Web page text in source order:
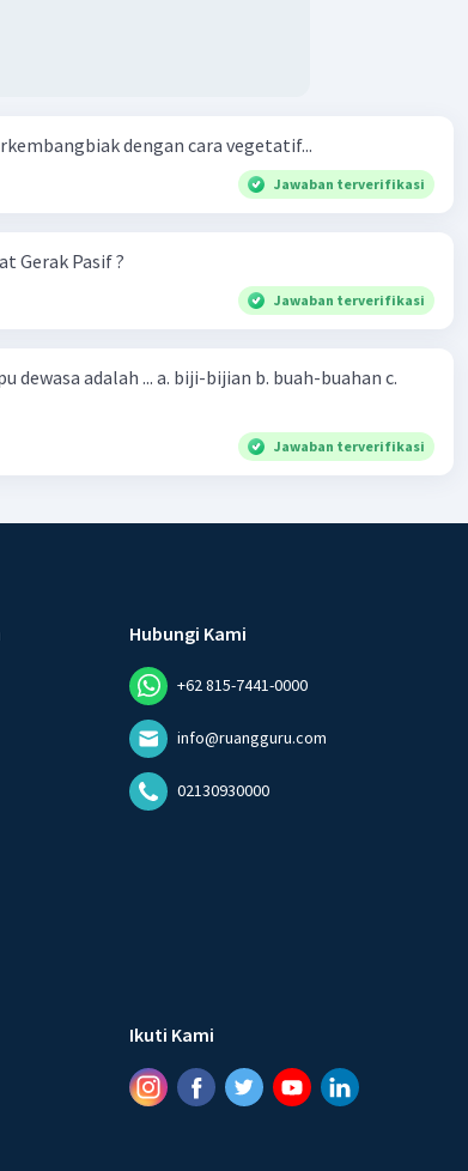
dengan cara vegetatif...
Jawaban terverifikasi
Gerak Pasif ?
Jawaban terverifikasi
a. biji-bijian b. buah-buahan c.
Jawaban terverifikasi
Hubungi Kami
+62 815-7441-0000
info@ruangguru.com
02130930000
Ikuti Kami